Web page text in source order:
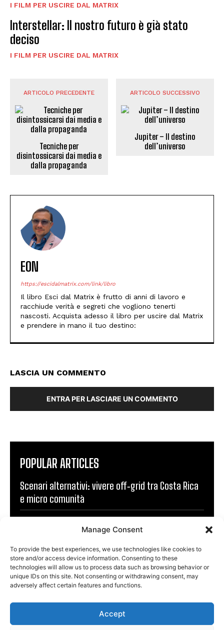
Manage Consent
To provide the best experiences, we use technologies like cookies to
store and/or access device information. Consenting to these
technologies will allow us to process data such as browsing behavior or
unique IDs on this site. Not consenting or withdrawing consent, may
adversely affect certain features and functions.
Accept
I FILM PER USCIRE DAL MATRIX
Interstellar: Il nostro futuro è già stato
deciso
I FILM PER USCIRE DAL MATRIX
ARTICOLO PRECEDENTE
Tecniche per
disintossicarsi dai media e
dalla propaganda
ARTICOLO SUCCESSIVO
Jupiter – Il destino
dell’universo
EON
https://escidalmatrix.com/link/libro
Il libro Esci dal Matrix è frutto di anni di lavoro e
racchiude verità e segreti che vogliono tenerti
nascosti. Acquista adesso il libro per uscire dal Matrix
e prendere in mano il tuo destino:
LASCIA UN COMMENTO
ENTRA PER LASCIARE UN COMMENTO
POPULAR ARTICLES
Scenari alternativi: vivere off‑grid tra Costa Rica
e micro comunità
Cerchiamo agenti per vendere appartamenti in
Costa Rica